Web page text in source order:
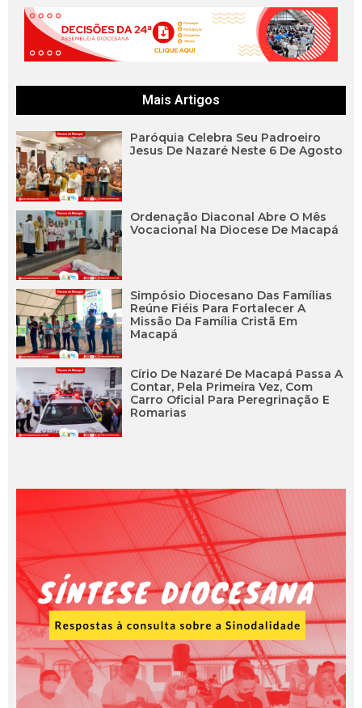
Mais Artigos
Paróquia Celebra Seu Padroeiro
Jesus De Nazaré Neste 6 De Agosto
Ordenação Diaconal Abre O Mês
Vocacional Na Diocese De Macapá
Simpósio Diocesano Das Famílias
Reúne Fiéis Para Fortalecer A
Missão Da Família Cristã Em
Macapá
Círio De Nazaré De Macapá Passa A
Contar, Pela Primeira Vez, Com
Carro Oficial Para Peregrinação E
Romarias